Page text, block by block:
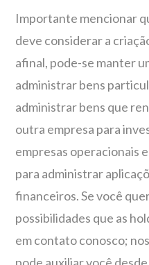
Importante mencionar
deve considerar a
afinal, pode-se manter
administrar bens
administrar bens que
outra empresa para
empresas operacionais
para administrar
financeiros. Se você
possibilidades que as
em contato conosco;